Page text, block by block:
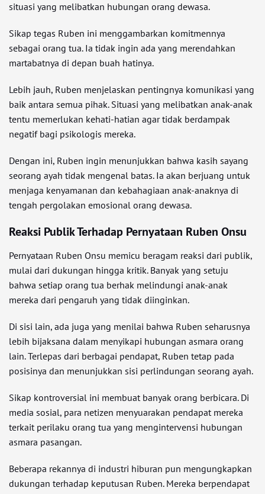
situasi yang melibatkan hubungan orang dewasa.
Sikap tegas Ruben ini menggambarkan komitmennya
sebagai orang tua. Ia tidak ingin ada yang merendahkan
martabatnya di depan buah hatinya.
Lebih jauh, Ruben menjelaskan pentingnya komunikasi yang
baik antara semua pihak. Situasi yang melibatkan anak-anak
tentu memerlukan kehati-hatian agar tidak berdampak
negatif bagi psikologis mereka.
Dengan ini, Ruben ingin menunjukkan bahwa kasih sayang
seorang ayah tidak mengenal batas. Ia akan berjuang untuk
menjaga kenyamanan dan kebahagiaan anak-anaknya di
tengah pergolakan emosional orang dewasa.
Reaksi Publik Terhadap Pernyataan Ruben Onsu
Pernyataan Ruben Onsu memicu beragam reaksi dari publik,
mulai dari dukungan hingga kritik. Banyak yang setuju
bahwa setiap orang tua berhak melindungi anak-anak
mereka dari pengaruh yang tidak diinginkan.
Di sisi lain, ada juga yang menilai bahwa Ruben seharusnya
lebih bijaksana dalam menyikapi hubungan asmara orang
lain. Terlepas dari berbagai pendapat, Ruben tetap pada
posisinya dan menunjukkan sisi perlindungan seorang ayah.
Sikap kontroversial ini membuat banyak orang berbicara. Di
media sosial, para netizen menyuarakan pendapat mereka
terkait perilaku orang tua yang mengintervensi hubungan
asmara pasangan.
Beberapa rekannya di industri hiburan pun mengungkapkan
dukungan terhadap keputusan Ruben. Mereka berpendapat